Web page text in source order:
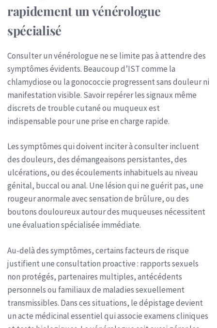
rapidement un vénérologue
spécialisé
Consulter un vénérologue ne se limite pas à attendre des
symptômes évidents. Beaucoup d’IST comme la
chlamydiose ou la gonococcie progressent sans douleur ni
manifestation visible. Savoir repérer les signaux même
discrets de trouble cutané ou muqueux est
indispensable pour une prise en charge rapide.
Les symptômes qui doivent inciter à consulter incluent
des douleurs, des démangeaisons persistantes, des
ulcérations, ou des écoulements inhabituels au niveau
génital, buccal ou anal. Une lésion qui ne guérit pas, une
rougeur anormale avec sensation de brûlure, ou des
boutons douloureux autour des muqueuses nécessitent
une évaluation spécialisée immédiate.
Au-delà des symptômes, certains facteurs de risque
justifient une consultation proactive : rapports sexuels
non protégés, partenaires multiples, antécédents
personnels ou familiaux de maladies sexuellement
transmissibles. Dans ces situations, le dépistage devient
un acte médicinal essentiel qui associe examens cliniques